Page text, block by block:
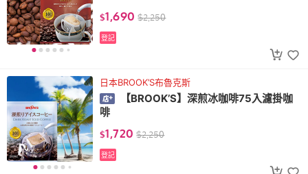
$1,690 $2,250
登記
日本BROOK’S布魯克斯
【BROOK’S】深煎冰咖啡75入濾掛咖
啡
$1,720 $2,250
登記